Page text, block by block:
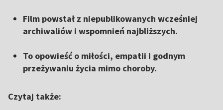
Film powstał z niepublikowanych wcześniej
archiwaliów i wspomnień najbliższych.
To opowieść o miłości, empatii i godnym
przeżywaniu życia mimo choroby.
Czytaj także: